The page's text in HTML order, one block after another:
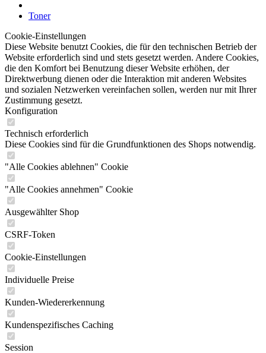
Toner
Cookie-Einstellungen
Diese Website benutzt Cookies, die für den technischen Betrieb der
Website erforderlich sind und stets gesetzt werden. Andere Cookies,
die den Komfort bei Benutzung dieser Website erhöhen, der
Direktwerbung dienen oder die Interaktion mit anderen Websites
und sozialen Netzwerken vereinfachen sollen, werden nur mit Ihrer
Zustimmung gesetzt.
Konfiguration
Technisch erforderlich
Diese Cookies sind für die Grundfunktionen des Shops notwendig.
"Alle Cookies ablehnen" Cookie
"Alle Cookies annehmen" Cookie
Ausgewählter Shop
CSRF-Token
Cookie-Einstellungen
Individuelle Preise
Kunden-Wiedererkennung
Kundenspezifisches Caching
Session